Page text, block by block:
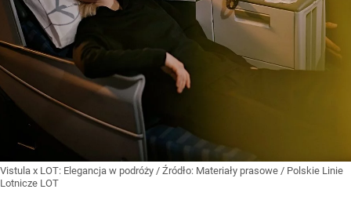
Vistula x LOT: Elegancja w podróży / Źródło: Materiały prasowe / Polskie Linie
Lotnicze LOT